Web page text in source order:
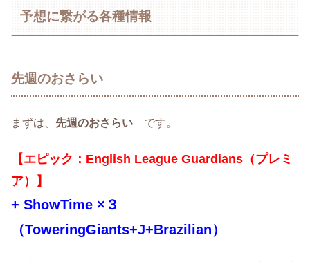
予想に繋がる各種情報
先週のおさらい
まずは、 先週のおさらい です。
【エピック：English League Guardians（プレミ
ア）】
+ ShowTime ×３
（ToweringGiants+J+Brazilian）